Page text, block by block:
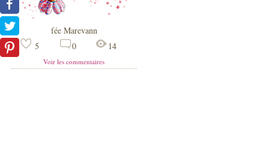
fée Marevann
5
0 14
Voir les commentaires